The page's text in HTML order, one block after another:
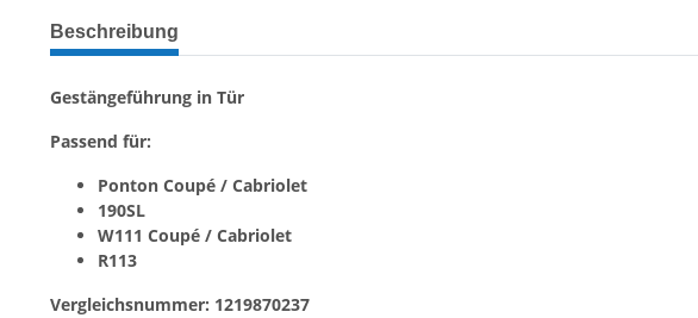
weitere Registerkarten anzeigen
Beschreibung
Gestängeführung in Tür
Passend für:
Ponton Coupé / Cabriolet
190SL
W111 Coupé / Cabriolet
R113
Vergleichsnummer: 1219870237